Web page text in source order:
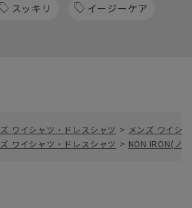
スッキリ イージーケア
ワイシャツ・ドレスシャツ > メンズ ワイシ
ワイシャツ・ドレスシャツ > NON IRON(ノ